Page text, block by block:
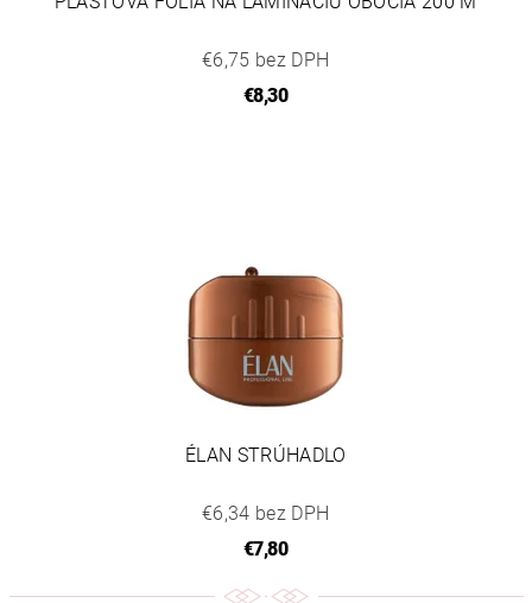
€6,75 bez DPH
€8,30
ÉLAN STRÚHADLO
€6,34 bez DPH
€7,80